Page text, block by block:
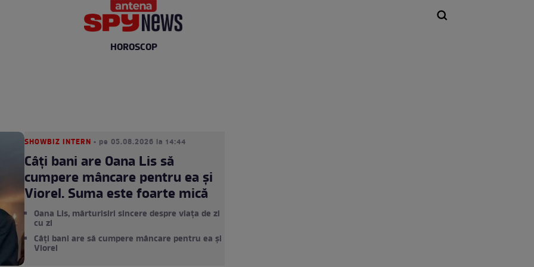
HOROSCOP
SHOWBIZ INTERN • pe 05.08.2026 la 14:44
Câți bani are Oana Lis să
cumpere mâncare pentru ea și
Viorel. Suma este foarte mică
Oana Lis, mărturisiri sincere despre viața de zi
cu zi
Câți bani are să cumpere mâncare pentru ea și
Viorel